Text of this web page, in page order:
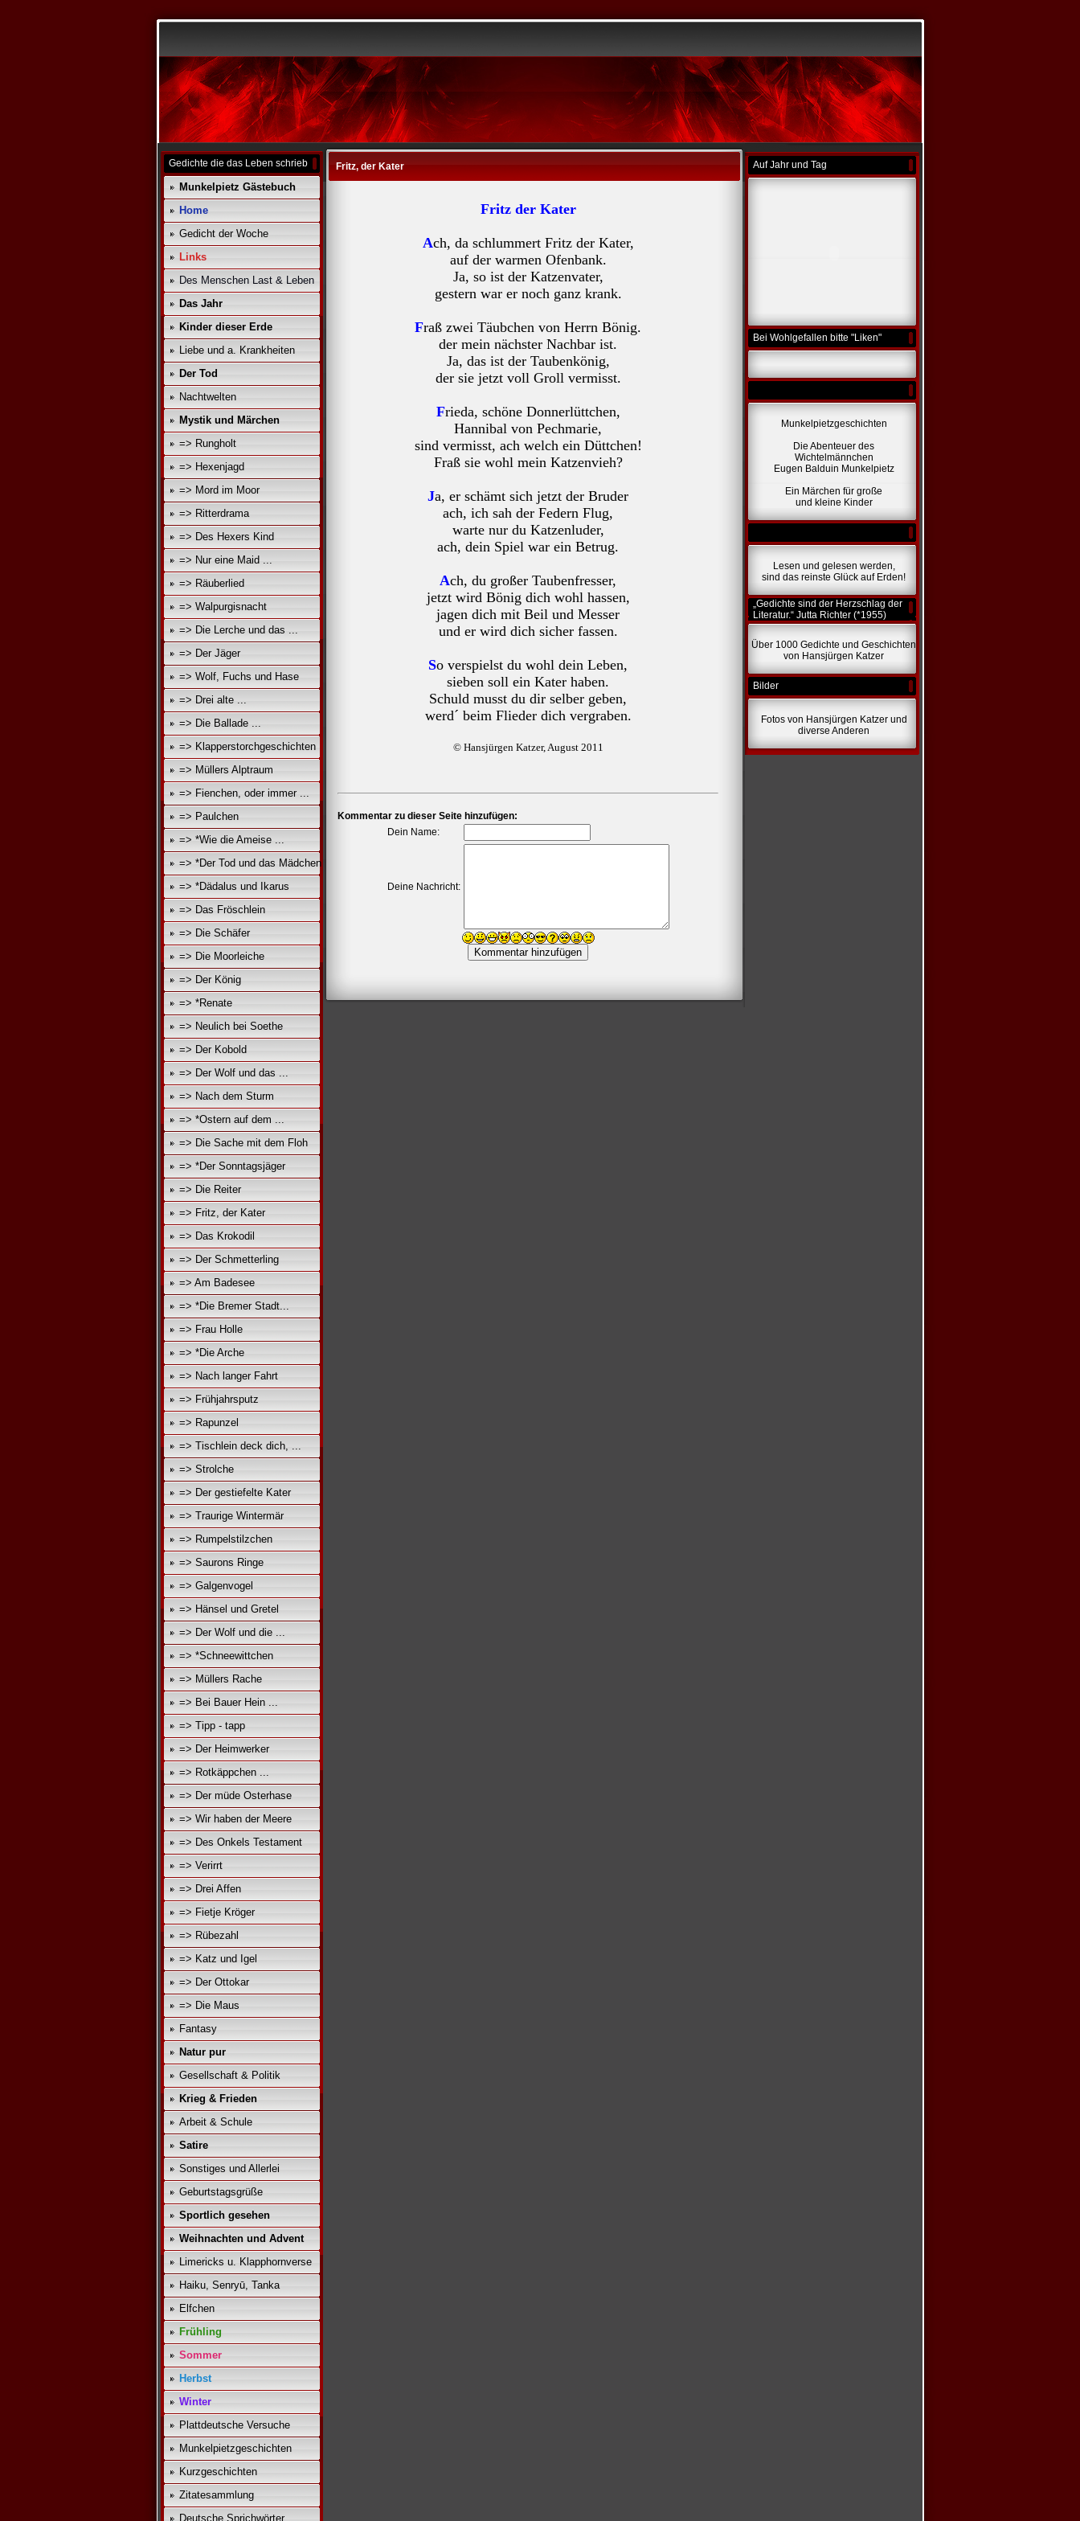
Gedichte die das Leben schrieb
Munkelpietz Gästebuch
Home
Gedicht der Woche
Links
Des Menschen Last & Leben
Das Jahr
Kinder dieser Erde
Liebe und a. Krankheiten
Der Tod
Nachtwelten
Mystik und Märchen
=> Rungholt
=> Hexenjagd
=> Mord im Moor
=> Ritterdrama
=> Des Hexers Kind
=> Nur eine Maid ...
=> Räuberlied
=> Walpurgisnacht
=> Die Lerche und das ...
=> Der Jäger
=> Wolf, Fuchs und Hase
=> Drei alte ...
=> Die Ballade ...
=> Klapperstorchgeschichten
=> Müllers Alptraum
=> Fienchen, oder immer ...
=> Paulchen
=> *Wie die Ameise ...
=> *Der Tod und das Mädchen
=> *Dädalus und Ikarus
=> Das Fröschlein
=> Die Schäfer
=> Die Moorleiche
=> Der König
=> *Renate
=> Neulich bei Soethe
=> Der Kobold
=> Der Wolf und das ...
=> Nach dem Sturm
=> *Ostern auf dem ...
=> Die Sache mit dem Floh
=> *Der Sonntagsjäger
=> Die Reiter
=> Fritz, der Kater
=> Das Krokodil
=> Der Schmetterling
=> Am Badesee
=> *Die Bremer Stadt...
=> Frau Holle
=> *Die Arche
=> Nach langer Fahrt
=> Frühjahrsputz
=> Rapunzel
=> Tischlein deck dich, ...
=> Strolche
=> Der gestiefelte Kater
=> Traurige Wintermär
=> Rumpelstilzchen
=> Saurons Ringe
=> Galgenvogel
=> Hänsel und Gretel
=> Der Wolf und die ...
=> *Schneewittchen
=> Müllers Rache
=> Bei Bauer Hein ...
=> Tipp - tapp
=> Der Heimwerker
=> Rotkäppchen ...
=> Der müde Osterhase
=> Wir haben der Meere
=> Des Onkels Testament
=> Verirrt
=> Drei Affen
=> Fietje Kröger
=> Rübezahl
=> Katz und Igel
=> Der Ottokar
=> Die Maus
Fantasy
Natur pur
Gesellschaft & Politik
Krieg & Frieden
Arbeit & Schule
Satire
Sonstiges und Allerlei
Geburtstagsgrüße
Sportlich gesehen
Weihnachten und Advent
Limericks u. Klapphornverse
Haiku, Senryū, Tanka
Elfchen
Frühling
Sommer
Herbst
Winter
Plattdeutsche Versuche
Munkelpietzgeschichten
Kurzgeschichten
Zitatesammlung
Deutsche Sprichwörter
Fritz, der Kater
Fritz der Kater
Ach, da schlummert Fritz der Kater,
auf der warmen Ofenbank.
Ja, so ist der Katzenvater,
gestern war er noch ganz krank.
Fraß zwei Täubchen von Herrn Bönig.
der mein nächster Nachbar ist.
Ja, das ist der Taubenkönig,
der sie jetzt voll Groll vermisst.
Frieda, schöne Donnerlüttchen,
Hannibal von Pechmarie,
sind vermisst, ach welch ein Düttchen!
Fraß sie wohl mein Katzenvieh?
Ja, er schämt sich jetzt der Bruder
ach, ich sah der Federn Flug,
warte nur du Katzenluder,
ach, dein Spiel war ein Betrug.
Ach, du großer Taubenfresser,
jetzt wird Bönig dich wohl hassen,
jagen dich mit Beil und Messer
und er wird dich sicher fassen.
So verspielst du wohl dein Leben,
sieben soll ein Kater haben.
Schuld musst du dir selber geben,
werd´ beim Flieder dich vergraben.
© Hansjürgen Katzer, August 2011
Kommentar zu dieser Seite hinzufügen:
Dein Name:
Deine Nachricht:
Auf Jahr und Tag
Bei Wohlgefallen bitte "Liken"
Munkelpietzgeschichten
Die Abenteuer des
Wichtelmännchen
Eugen Balduin Munkelpietz
Ein Märchen für große
und kleine Kinder
Lesen und gelesen werden,
sind das reinste Glück auf Erden!
„Gedichte sind der Herzschlag der
Literatur.“ Jutta Richter (*1955)
Über 1000 Gedichte und Geschichten
von Hansjürgen Katzer
Bilder
Fotos von Hansjürgen Katzer und
diverse Anderen